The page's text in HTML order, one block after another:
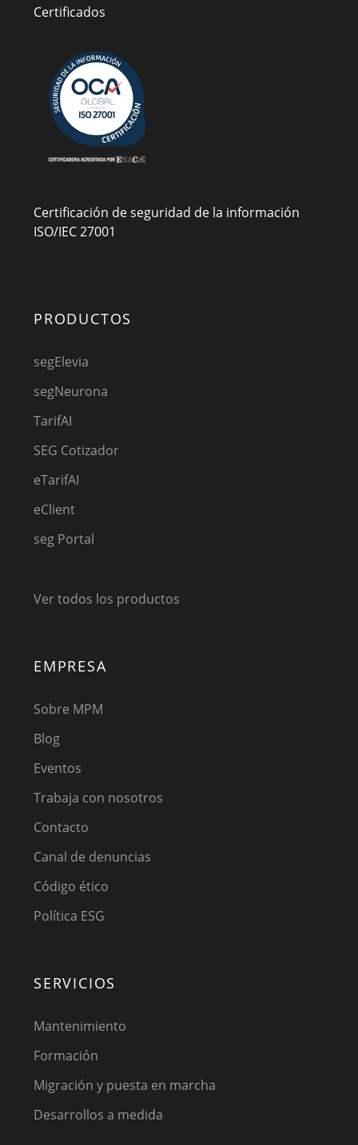
Certificados
Certificación de seguridad de la información
ISO/IEC 27001
PRODUCTOS
segElevia
segNeurona
TarifAI
SEG Cotizador
eTarifAI
eClient
seg Portal
Ver todos los productos
EMPRESA
Sobre MPM
Blog
Eventos
Trabaja con nosotros
Contacto
Canal de denuncias
Código ético
Política ESG
SERVICIOS
Mantenimiento
Formación
Migración y puesta en marcha
Desarrollos a medida